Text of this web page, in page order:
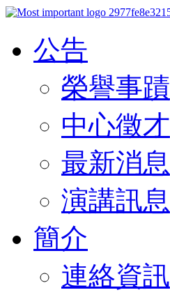
公告
榮譽事蹟
中心徵才
最新消息
演講訊息
簡介
連絡資訊